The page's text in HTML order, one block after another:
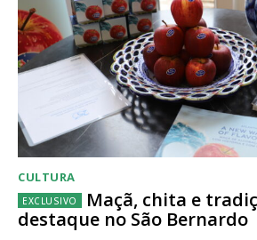
CULTURA
Maçã, chita e
destaque no São Bernardo